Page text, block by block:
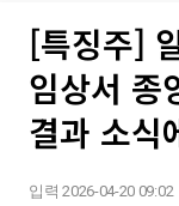
[특징주]
임상서 종
결과 소식
입력 2026-04-20 09:02